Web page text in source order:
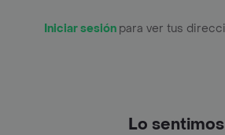
Iniciar sesión para ver tus
Lo sentimos